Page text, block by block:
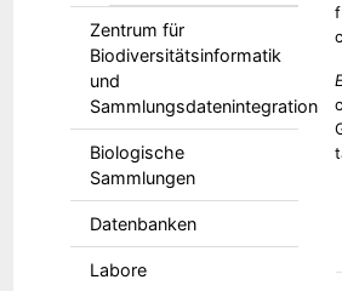
Zentrum für
Biodiversitätsinformatik
und
Sammlungsdatenintegration
Biologische
Sammlungen
Datenbanken
Labore